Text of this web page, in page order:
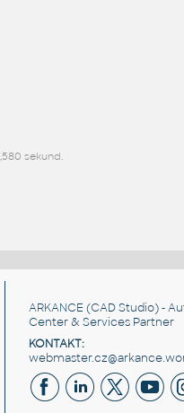
sekund.
ARKANCE (CAD Studio) -
Center & Services Partner
KONTAKT: